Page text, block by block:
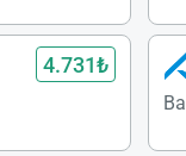
4.731₺